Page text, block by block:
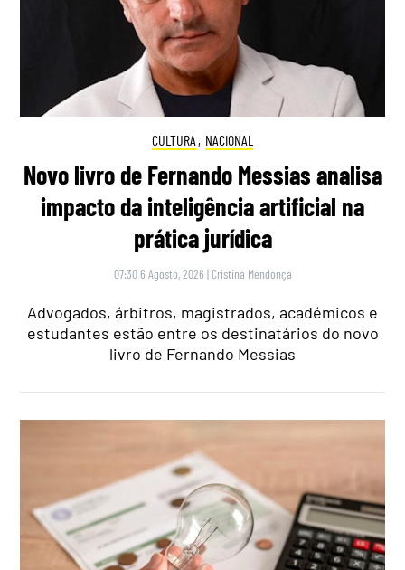
CULTURA , NACIONAL
Novo livro de Fernando Messias analisa
impacto da inteligência artificial na
prática jurídica
07:30 6 Agosto, 2026 | Cristina Mendonça
Advogados, árbitros, magistrados, académicos e
estudantes estão entre os destinatários do novo
livro de Fernando Messias